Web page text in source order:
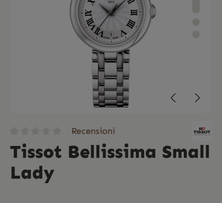
Recensioni
Tissot Bellissima Small
Lady